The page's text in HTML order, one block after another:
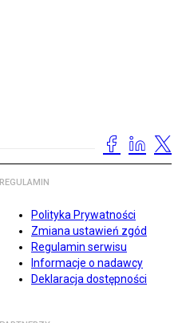
REGULAMIN
Polityka Prywatności
Zmiana ustawień zgód
Regulamin serwisu
Informacje o nadawcy
Deklaracja dostępności